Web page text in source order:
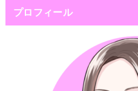
プロフィール